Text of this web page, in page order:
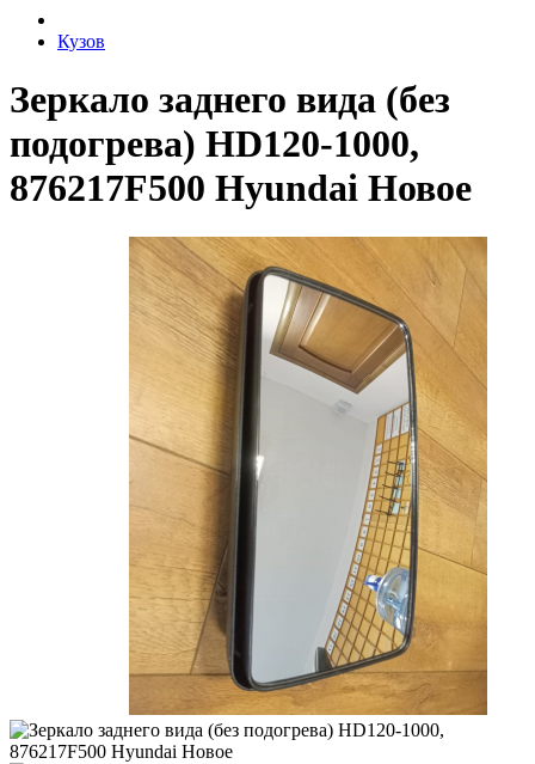
Кузов
Зеркало заднего вида (без
подогрева) HD120-1000,
876217F500 Hyundai Новое